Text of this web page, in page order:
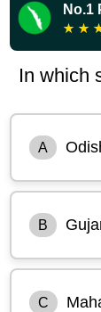
No.1
★ ★
In which
A
B
C